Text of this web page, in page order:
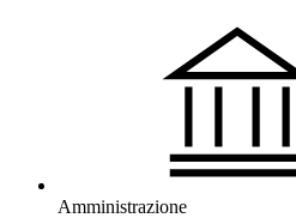
Amministrazione